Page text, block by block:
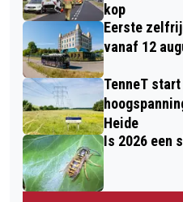
kop
Eerste
vanaf 12
TenneT
Heide
Is 2026 een